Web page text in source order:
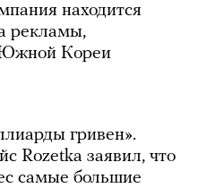
находится
рекламы,
Южной Кореи
гривен».
Rozetka заявил, что
самые большие